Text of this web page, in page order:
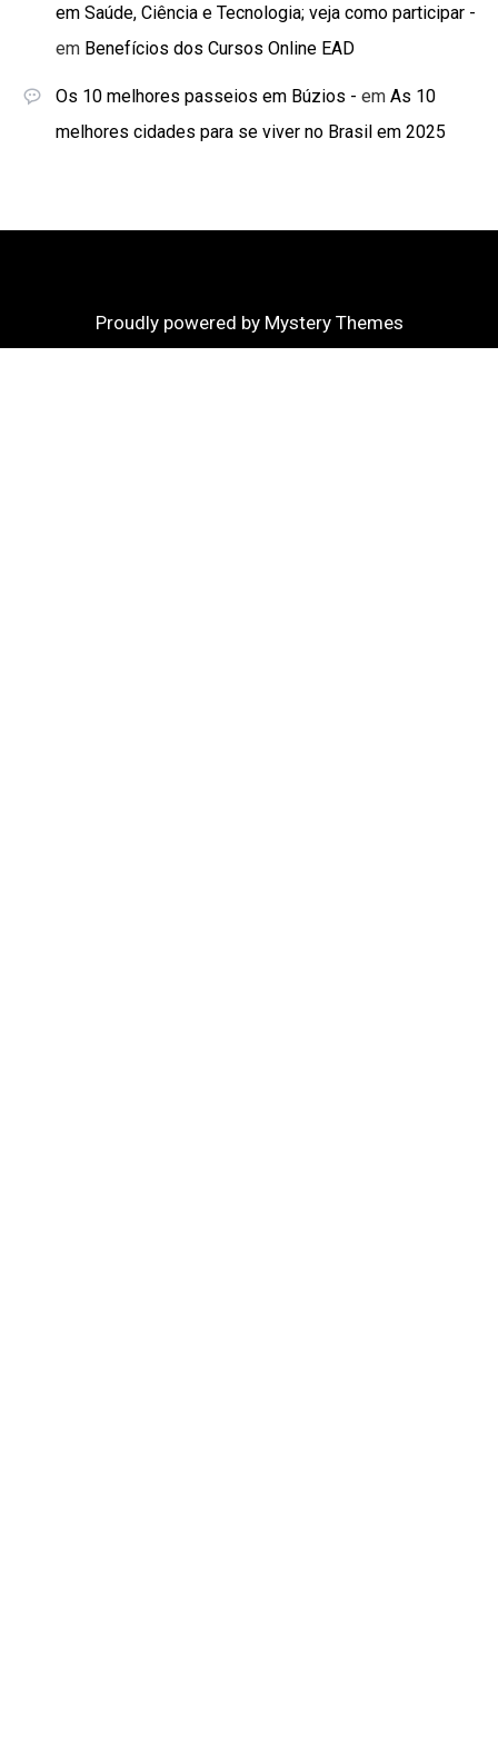
em Saúde, Ciência e Tecnologia; veja como participar -
em Benefícios dos Cursos Online EAD
Os 10 melhores passeios em Búzios - em As 10
melhores cidades para se viver no Brasil em 2025
Proudly powered by Mystery Themes